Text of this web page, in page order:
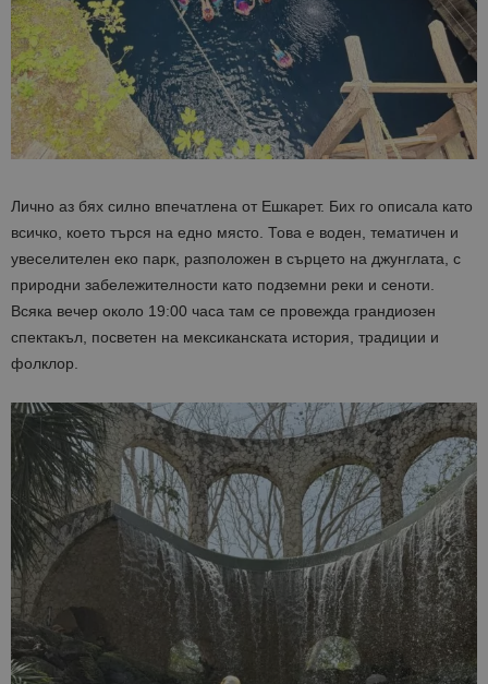
Лично аз бях силно впечатлена от Ешкарет. Бих го описала като
всичко, което търся на едно място. Това е воден, тематичен и
увеселителен еко парк, разположен в сърцето на джунглата, с
природни забележителности като подземни реки и сеноти.
Всяка вечер около 19:00 часа там се провежда грандиозен
спектакъл, посветен на мексиканската история, традиции и
фолклор.